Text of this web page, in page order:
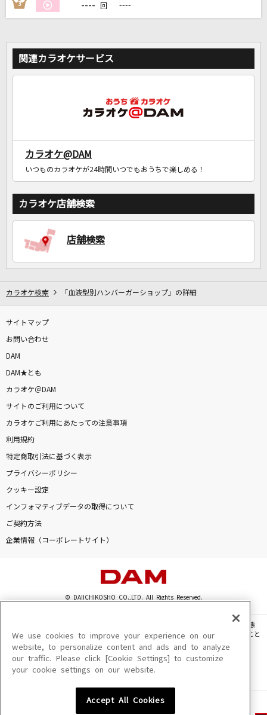
家族や友達と一緒に！練習にも！
3 ---- 回 ----
関連カラオケサービス
カラオケ@DAM
いつものカラオケが24時間いつでもおうちで楽しめる！
カラオケ店舗検索
店舗検索
カラオケ検索 「血液型別ハンバーガーショップ」の詳細
サイトマップ
お問い合わせ
DAM
DAM★とも
カラオケ＠DAM
サイトのご利用について
カラオケご利用にあたっての注意事項
利用規約
特定商取引法に基づく表示
プライバシーポリシー
クッキー設定
インフォマティブデータの取得について
ご契約方法
企業情報（コーポレートサイト）
© DAIICHIKOSHO CO.,LTD. All Rights Reserved.
このサイトに掲載されている一切の文章・画像・写真・動画・音声等を、手段や形態
を問わず、著作権法の定める範囲を超えて無断で複製、転載、ファイル化などすること
を禁じます。
楽曲及びコンテンツは、機種によりご利用いただけない場合があります。
楽曲及びコンテンツの配信日、配信内容が変更になる場合があります。
We use cookies to improve your experience on our
website, to personalize content and ads and to analyze
our traffic. Please click [Cookie Settings] to customize
your cookie settings on our website.
Accept All Cookies